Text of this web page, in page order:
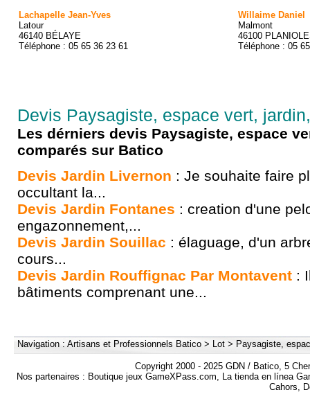
Lachapelle Jean-Yves
Latour
46140 BÉLAYE
Téléphone : 05 65 36 23 61
Willaime Daniel
Malmont
46100
Téléphone : 05
Devis Paysagiste, espace vert,
Les dérniers devis Paysagiste, espace
comparés sur Batico
Devis Jardin Livernon : Je souhaite faire
occultant la...
Devis Jardin Fontanes : creation d'une
engazonnement,...
Devis Jardin Souillac : élaguage, d'un
cours...
Devis Jardin Rouffignac Par Montavent :
bâtiments comprenant une...
Navigation : Artisans et Professionnels Batico > Lot > Paysagiste,
Copyright 2000 - 2025 GDN / Batico, 5
Nos partenaires : Boutique jeux GameXPass.com, La tienda en línea
Cahors,